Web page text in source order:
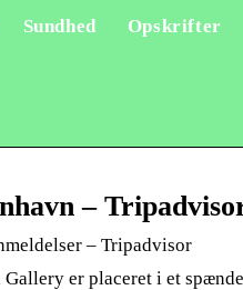
Sundhed Opskrifter
–
– Tripadvisor
er placeret i et